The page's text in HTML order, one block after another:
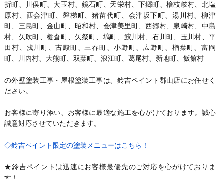
折町、川俣町、大玉村、鏡石町、天栄村、下郷町、檜枝岐村、北塩
原村、西会津町、磐梯町、猪苗代町、会津坂下町、湯川村、柳津
町、三島町、金山町、昭和村、会津美里町、西郷村、泉崎村、中島
村、矢吹町、棚倉町、矢祭町、塙町、鮫川村、石川町、玉川村、平
田村、浅川町、古殿町、三春町、小野町、広野町、楢葉町、富岡
町、川内村、大熊町、双葉町、浪江町、葛尾村、新地町、飯館村
の外壁塗装工事・屋根塗装工事は、鈴吉ペイント郡山店にお任せく
ださい。
お客様に寄り添い、お客様に最適な施工を心がけております。誠心
誠意対応させていただきます。
◇鈴吉ペイント限定の塗装メニューはこちら！
★鈴吉ペイントは迅速にお客様最優先のご対応を心がけておりま